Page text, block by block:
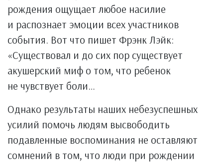
рождения ощущает любое насилие
и распознает эмоции всех участников
события. Вот что пишет Фрэнк Лэйк:
«Существовал и до сих пор существует
акушерский миф о том, что ребенок
не чувствует боли…
Однако результаты наших небезуспешных
усилий помочь людям высвободить
подавленные воспоминания не оставляют
сомнений в том, что люди при рождении